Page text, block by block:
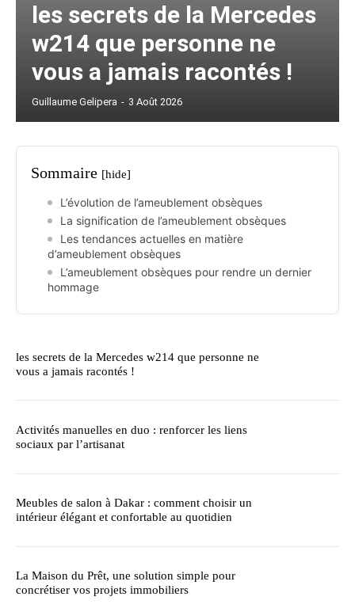
les secrets de la Mercedes
w214 que personne ne
vous a jamais racontés !
Guillaume Gelipera - 3 Août 2026
Sommaire [hide]
L’évolution de l’ameublement obsèques
La signification de l’ameublement obsèques
Les tendances actuelles en matière
d’ameublement obsèques
L’ameublement obsèques pour rendre un dernier
hommage
les secrets de la Mercedes w214 que personne ne
vous a jamais racontés !
Activités manuelles en duo : renforcer les liens
sociaux par l’artisanat
Meubles de salon à Dakar : comment choisir un
intérieur élégant et confortable au quotidien
La Maison du Prêt, une solution simple pour
concrétiser vos projets immobiliers